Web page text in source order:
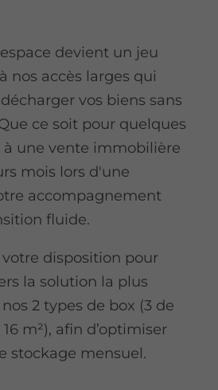
devient un jeu
nos accès larges qui
vos biens sans
ce soit pour quelques
à une vente immobilière
mois lors d'une
accompagnement
fluide.
disposition pour
la solution la plus
2 types de box (3 de
m²), afin d’optimiser
stockage mensuel.